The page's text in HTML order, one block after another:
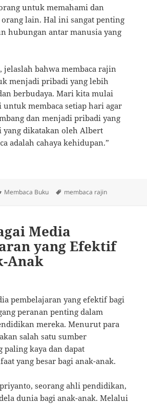
untuk memahami dan
lain. Hal ini sangat penting
hubungan antar manusia yang
jelaslah bahwa membaca rajin
menjadi pribadi yang lebih
berbudaya. Mari kita mulai
membaca setiap hari agar
dan menjadi pribadi yang
yang dikatakan oleh Albert
adalah cahaya kehidupan.”
Categories
Membaca Buku Tags
membaca rajin
Media
yang Efektif
Anak
pembelajaran yang efektif bagi
peranan penting dalam
mereka. Menurut para
salah satu sumber
paling kaya dan dapat
yang besar bagi anak-anak.
seorang ahli pendidikan,
dunia bagi anak-anak. Melalui